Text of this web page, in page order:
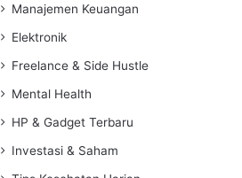
Manajemen Keuangan
Elektronik
Freelance & Side Hustle
Mental Health
HP & Gadget Terbaru
Investasi & Saham